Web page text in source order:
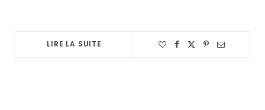
LIRE LA SUITE